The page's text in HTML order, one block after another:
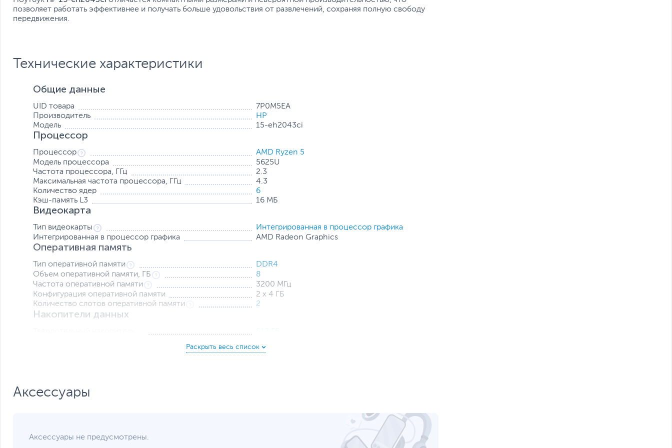
позволяет работать эффективнее и получать больше удовольствия от развлечений, сохраняя полную свободу
передвижения.
Технические характеристики
Общие данные
UID товара
7P0M5EA
Производитель
HP
Модель
15-eh2043ci
Процессор
Процессор
AMD Ryzen 5
Модель процессора
5625U
Частота процессора, ГГц
2.3
Максимальная частота процессора, ГГц
4.3
Количество ядер
6
Кэш-память L3
16 МБ
Видеокарта
Тип видеокарты
Интегрированная в процессор графика
Интегрированная в процессор графика
AMD Radeon Graphics
Оперативная память
Тип оперативной памяти
DDR4
Объем оперативной памяти, ГБ
8
Частота оперативной памяти
3200 МГц
Конфигурация оперативной памяти
2 х 4 ГБ
Количество слотов оперативной памяти
2
Накопители данных
HDD нет
Разрешение экрана
Яркость экрана, кд/м2
Тип аккумулятора
Аксессуары
Аксессуары не предусмотрены.